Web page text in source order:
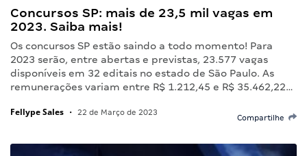
Concursos SP: mais de 23,5 mil vagas em
2023. Saiba mais!
Os concursos SP estão saindo a todo momento! Para
2023 serão, entre abertas e previstas, 23.577 vagas
disponíveis em 32 editais no estado de São Paulo. As
remunerações variam entre R$ 1.212,45 e R$ 35.462,22…
Fellype Sales • 22 de Março de 2023
Compartilhe